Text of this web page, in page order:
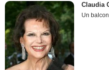
Claudia
Un